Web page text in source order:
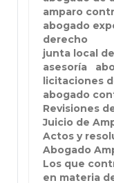
amparo
abogado
derecho
junta local
asesoría
licitaciones
abogado
Revisiones
Juicio de
Actos y
Abogado
Los que
en materia